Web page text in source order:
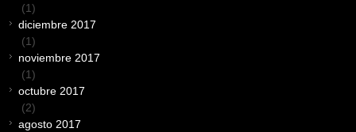
(1)
diciembre 2017
(1)
noviembre 2017
(1)
octubre 2017
(2)
agosto 2017